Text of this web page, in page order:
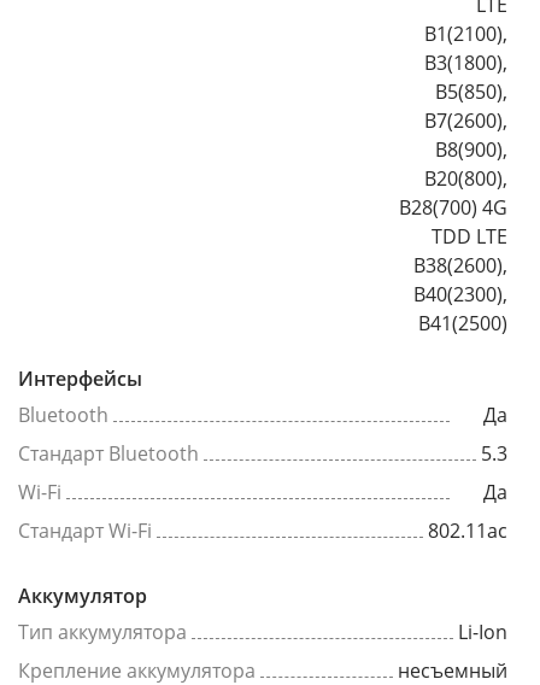
B1(2100),
B3(1800),
B5(850),
B7(2600),
B8(900),
B20(800),
B28(700) 4G
TDD LTE
B38(2600),
B40(2300),
B41(2500)
Интерфейсы
Bluetooth
Да
Стандарт Bluetooth
5.3
Wi-Fi
Да
Стандарт Wi-Fi
802.11ac
Аккумулятор
Тип аккумулятора
Li-Ion
Крепление аккумулятора
несъемный